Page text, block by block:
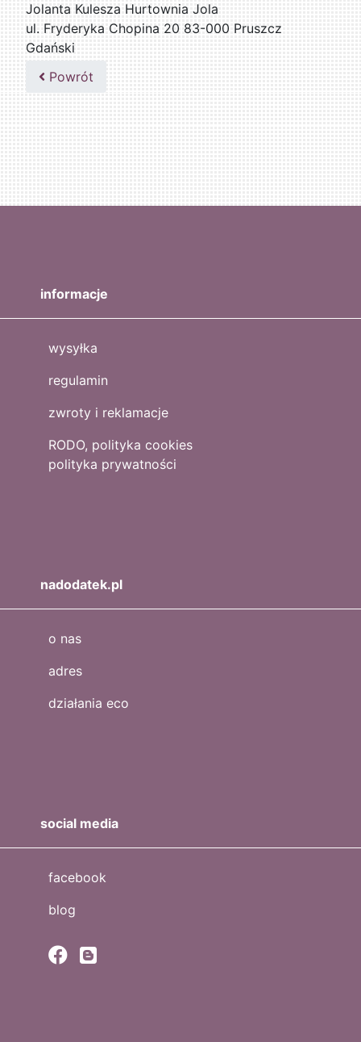
Jolanta Kulesza Hurtownia Jola
ul. Fryderyka Chopina 20 83-000 Pruszcz
Gdański
502047435
Powrót
informacje
wysyłka
regulamin
zwroty i reklamacje
RODO, polityka cookies
polityka prywatności
nadodatek.pl
o nas
adres
działania eco
social media
facebook
blog